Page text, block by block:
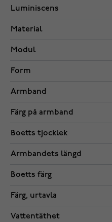
Luminiscens
Material
Modul
Form
Armband
Färg på armband
Boetts tjocklek
Armbandets längd
Boetts färg
Färg, urtavla
Vattentäthet